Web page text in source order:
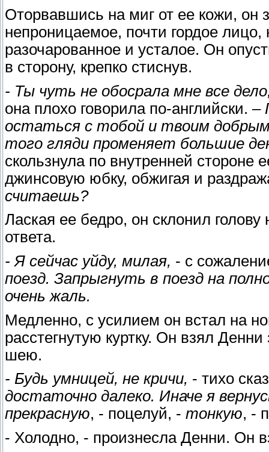
Оторвавшись на миг от ее кожи, он
непроницаемое, почти гордое лицо,
разочарованное и усталое. Он
в сторону, крепко стиснув.
- Ты чуть не обосрала мне все
она плохо говорила по-английски. –
остаться с тобой и твоим
того гляди променяет большие
скользнула по внутренней стороне
джинсовую юбку, обжигая и
считаешь?
Лаская ее бедро, он склонил
ответа.
- Я сейчас уйду, милая, - с
поезд. Запрыгнуть в поезд на
очень жаль.
Медленно, с усилием он встал на
расстегнутую куртку. Он взял
шею.
- Будь умницей, не кричи, - тихо
достаточно далеко. Иначе я
прекрасную, - поцелуй, - тонкую, -
- Холодно, - произнесла Денни. Он